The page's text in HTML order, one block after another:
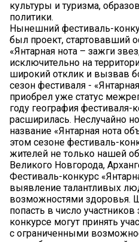
культуры и туризма,
политики.
Нынешний фестиваль-
был проект, стартовавший
«Янтарная нота – зажги
исключительно на
широкий отклик и вызвав
сезон фестиваля -
приобрел уже статус
году география
расширилась. Неслучайно
название «Янтарная нота
этом сезоне фестиваль-
жителей не только нашей
Великого Новгорода,
Фестиваль-конкурс
выявление талантливых
возможностями здоровья.
попасть в число
конкурсе могут принять
с ограниченными